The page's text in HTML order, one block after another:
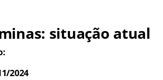
situação atual
2024